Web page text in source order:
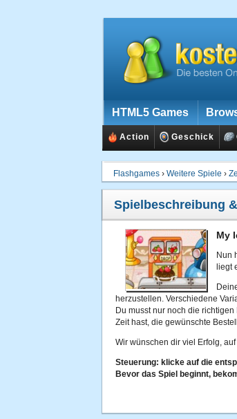
HTML5 Games
Action Geschick
Flashgames › Weitere Spiele ›
Spielbeschreibung
My
Nun
liegt
herzustellen. Verschiedene
Du musst nur noch die
Zeit hast, die gewünschte
Wir wünschen dir viel Erfolg,
Steuerung: klicke auf die
Bevor das Spiel beginnt,